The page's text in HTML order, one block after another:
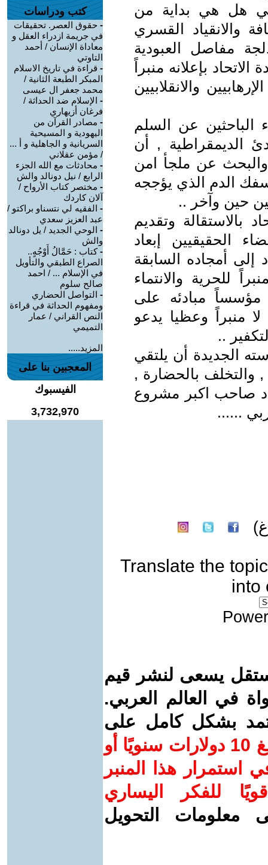
هل هي بداية من
والانقياد القسري
مفاصل العبودية
بإعلانه منبراً
والانقلابيين
الباحثين عن السلم
الديمقراطية , أن
والبحث عن ملجأ امن
الدم الذي يؤججه
حين وآخر ..
بالاستقالة وتقديم
الحقيقيين إبعاد
إلى أمجاده السابقة
للحرية والانتماء
مؤسساً مبادئه على
لا منبراً وعظيا يدعو
..
الجديدة أن يلتقي
, والتخلف بالحضارة ,
صاحب اكبر مشروع
......
Translate the topic
into
يسعى لنشر قيم
في العالم العربي.
بشكل كامل على
ساهم/ي معنا! بدعمكم بمبلغ 10 دولارات سنويًا أو
استمرار هذا المنبر
للفكر اليساري
معلومات التحويل
كتب ودراسات
- حقوق العصر. تحقيقات
في جريمة ازدراء العقل و
معاداة الإنسان / أحمد
التاوتي
- قراءة في تاريخ الاسلام
المبكر الطبعة الثانية /
محمد جعفر ال عيسى
- الإسلام ضد الحداثة /
فرغان أزيهاري
- مصادر القرآن من
اليهودية و المسيحية
السريانية و الجاهلية و أ ...
/ مؤمن عقلاني
- محادثات مع الله الجزء
الرابع / نيل دونالد والش
- مختصر كتاب الأرواح /
آلان كاردك
- الفقيه لي نتسناو براكتو /
عبد العزيز سعدي
- الوحي الجديد / يل دونالد
والش
-كتاب : حَمَّالُ أَوْجُهٍ..
الصراع الطبقي والتأويل
في الإسلام ... / احمد
صالح سلوم
- التواصل الحضاري
ومفهوم الحداثة في قراءة
النص القراني / عمار
التميمي
المزيد.....
المعجبين بنا على
الفيسبوك
3,732,970